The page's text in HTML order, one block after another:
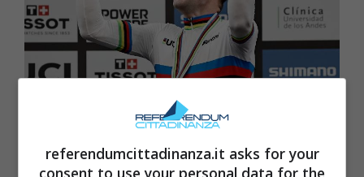
strada (ANSA) referendumcittadinanza.it
referendumcittadinanza.it asks for your
consent to use your personal data for the